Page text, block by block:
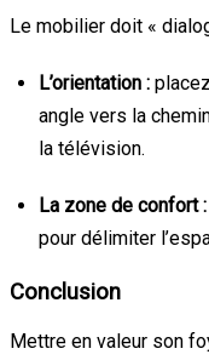
Le mobilier doit «
L’orientation :
angle vers la
la télévision.
La zone de confort :
pour délimiter
Conclusion
Mettre en valeur son